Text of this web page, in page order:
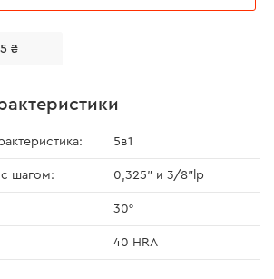
₴
5в1
шагом: 0,325" и 3/8"lp
30°
40 HRA